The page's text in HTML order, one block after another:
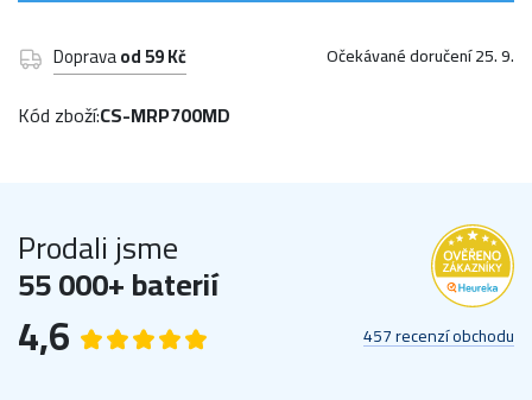
Dopravaod 59 Kč Očekávané doručení 25. 9.
Kód zboží:CS-MRP700MD
Prodali jsme
55 000+ baterií
4,6 457 recenzí obchodu